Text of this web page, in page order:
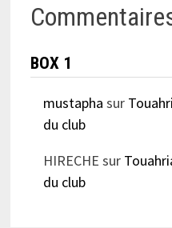
BOX 1
mustapha sur
du club
HIRECHE sur
du club